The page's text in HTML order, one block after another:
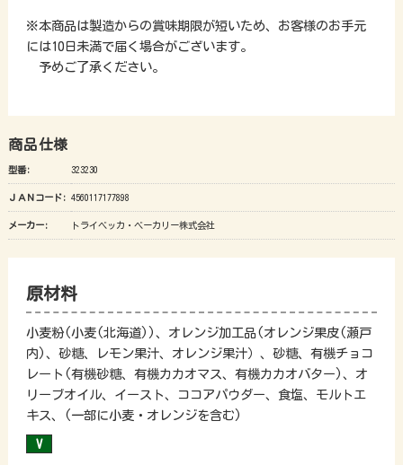
※本商品は製造からの賞味期限が短いため、お客様のお手元
には10日未満で届く場合がございます。
予めご了承ください。
商品仕様
型番: 323230
ＪＡＮコード: 4560117177898
メーカー: トライベッカ・ベーカリー株式会社
原材料
小麦粉(小麦(北海道))、オレンジ加工品(オレンジ果皮(瀬戸
内)、砂糖、レモン果汁、オレンジ果汁）、砂糖、有機チョコ
レート(有機砂糖、有機カカオマス、有機カカオバター)、オ
リーブオイル、イースト、ココアパウダー、食塩、モルトエ
キス、(一部に小麦・オレンジを含む)